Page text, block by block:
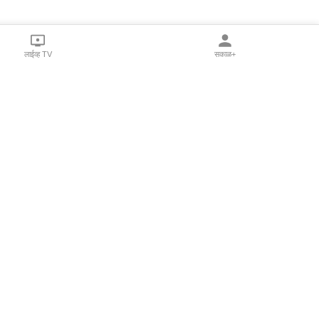
लाईव्ह TV सकाळ+